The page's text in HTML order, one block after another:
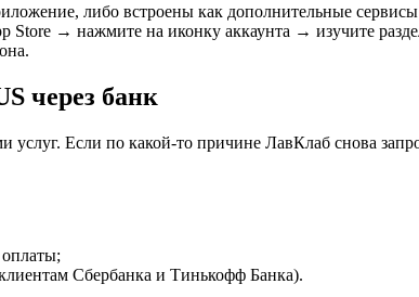
либо встроены как дополнительные
→ нажмите на иконку аккаунта → изучите
через банк
Если по какой-то причине ЛавКлаб снова
Сбербанка и Тинькофф Банка).